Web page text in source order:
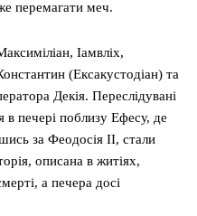
перемагати меч.
Іамвліх,
(Ексакустодіан) та
Декія. Переслідувані
в печері поблизу Ефесу, де
за Феодосія II, стали
описана в житіях,
а печера досі